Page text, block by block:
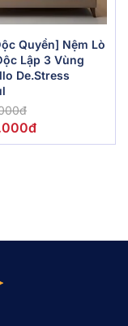
Quyền] Nệm Lò
Lập 3 Vùng
De.Stress